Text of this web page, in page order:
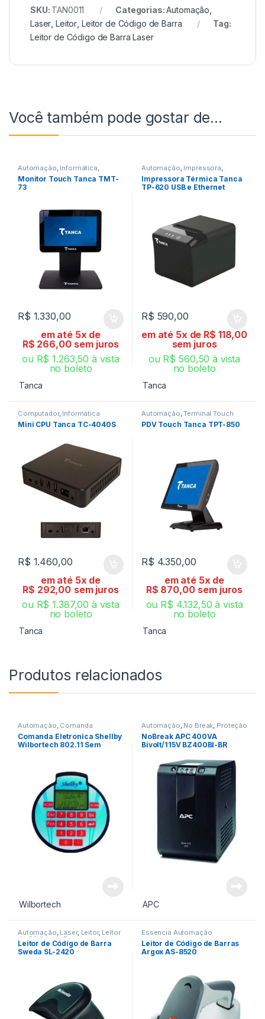
SKU: TAN0011 Categorias:Automação
Laser ,Leitor Leitor de Código de Barra
Tag:
Leitor de Código de Barra Laser
Você também pode gostar de…
Automação Informática
Monitor Led e Touch Monitor
Touch
Monitor Touch Tanca TMT-
73
R$ 1.330,00
em até 5x de
R$ 266,00 sem juros
ou R$ 1.263,50 à vista
no boleto
Tanca
Automação Impressora
Impressora Não Fiscal Térmica
Impressora Térmica Tanca
TP-620 USB e Ethernet
R$ 590,00
em até 5x de R$ 118,00
sem juros
ou R$ 560,50 à vista
no boleto
Tanca
Computador, Informática
Mini CPU Tanca TC-4040S
R$ 1.460,00
em até 5x de
R$ 292,00 sem juros
ou R$ 1.387,00 à vista
no boleto
Tanca
Automação ,Terminal Touch
PDV Touch Tanca TPT-850
R$ 4.350,00
em até 5x de
R$ 870,00 sem juros
ou R$ 4.132,50 à vista
no boleto
Tanca
Produtos relacionados
Automação Comanda
Eletronica
Comanda Eletronica Shellby
Wilbortech 802.11 Sem
Wilbortech
Automação No Break Proteção
Elétrica
NoBreak APC 400VA
Bivolt/115V BZ400BI-BR
APC
Automação, Laser, Leitor, Leitor
de Código de Barra
Leitor de Código de Barra
Sweda SL-2420
Essencia Automação
Leitor de Código de Barras
Argox AS-8520